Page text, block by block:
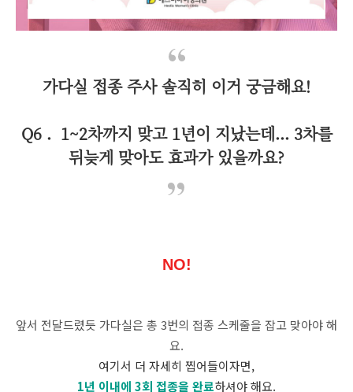
가다실 접종 주사 솔직히 이거 궁금해요!
Q6 . 1~2차까지 맞고 1년이 지났는데... 3차를
뒤늦게 맞아도 효과가 있을까요?
NO!
앞서 전달드렸듯 가다실은 총 3번의 접종 스케줄을 잡고 맞아야 해
요.
여기서 더 자세히 찝어들이자면,
1년 이내에 3회 접종을 완료하셔야 해요.